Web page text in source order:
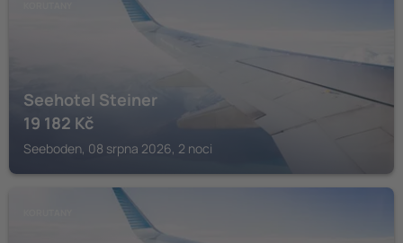
Seehotel Steiner
19 182 Kč
Seeboden, 08 srpna 2026, 2 noci